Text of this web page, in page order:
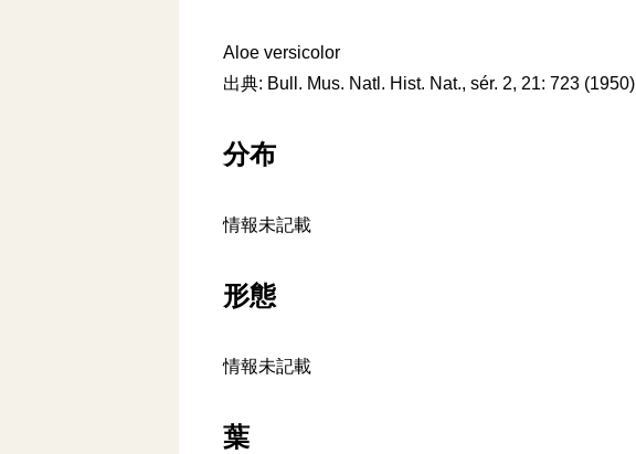
Aloe versicolor
出典: Bull. Mus. Natl. Hist. Nat., sér. 2, 21: 723 (1950)
分布
情報未記載
形態
情報未記載
葉